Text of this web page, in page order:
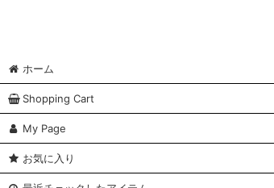
ホーム
Shopping Cart
My Page
お気に入り